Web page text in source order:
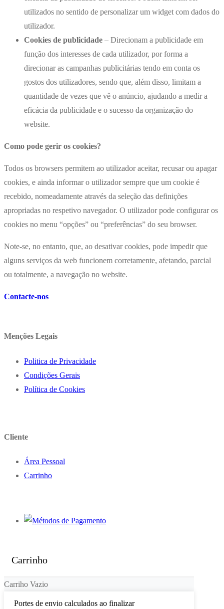
utilizados no sentido de personalizar um widget com dados do
utilizador.
Cookies de publicidade – Direcionam a publicidade em
função dos interesses de cada utilizador, por forma a
direcionar as campanhas publicitárias tendo em conta os
gostos dos utilizadores, sendo que, além disso, limitam a
quantidade de vezes que vê o anúncio, ajudando a medir a
eficácia da publicidade e o sucesso da organização do
website.
Como pode gerir os cookies?
Todos os browsers permitem ao utilizador aceitar, recusar ou apagar
cookies, e ainda informar o utilizador sempre que um cookie é
recebido, nomeadamente através da seleção das definições
apropriadas no respetivo navegador. O utilizador pode configurar os
cookies no menu “opções” ou “preferências” do seu browser.
Note-se, no entanto, que, ao desativar cookies, pode impedir que
alguns serviços da web funcionem corretamente, afetando, parcial
ou totalmente, a navegação no website.
Contacte-nos
Menções Legais
Politica de Privacidade
Condições Gerais
Política de Cookies
Cliente
Área Pessoal
Carrinho
Carrinho
Carriho Vazio
Portes de envio calculados ao finalizar